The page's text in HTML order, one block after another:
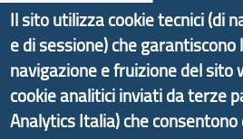
Il progetto Aree Interne
Il sito utilizza cookie tecnici (di
e di sessione) che garantiscono
navigazione e fruizione del sito
cookie analitici inviati da terze
Analytics Italia) che consentono